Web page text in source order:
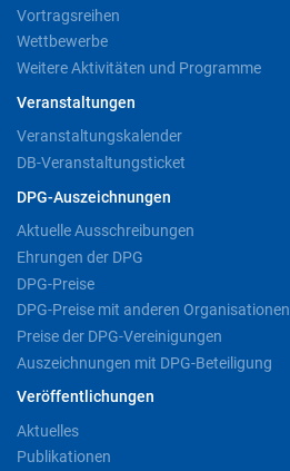
Vortragsreihen
Wettbewerbe
Weitere Aktivitäten und Programme
Veranstaltungen
Veranstaltungskalender
DB-Veranstaltungsticket
DPG-Auszeichnungen
Aktuelle Ausschreibungen
Ehrungen der DPG
DPG-Preise
DPG-Preise mit anderen Organisationen
Preise der DPG-Vereinigungen
Auszeichnungen mit DPG-Beteiligung
Veröffentlichungen
Aktuelles
Publikationen